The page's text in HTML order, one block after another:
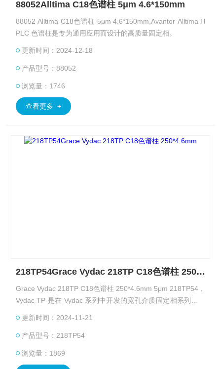
88052Alltima C18色谱柱 5μm 4.6*150mm
88052 Alltima C18色谱柱 5μm 4.6*150mm,Avantor Alltima H
PLC 色谱柱是专为通用应用而设计的高质量固定相。
更新时间：2024-12-18
产品型号：88052
浏览量：1746
查看更多 +
218TP54Grace Vydac 218TP C18色谱柱 250*4.6mm
Grace Vydac 218TP C18色谱柱 250*4.6mm 5μm 218TP54，
Vydac TP 是在 Vydac 系列中开发的宽孔介质固定相系列，是
更新时间：2024-11-21
产品型号：218TP54
浏览量：1869